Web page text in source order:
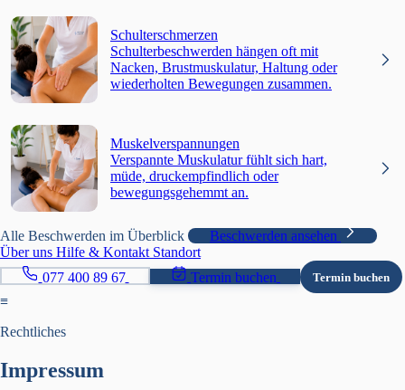
Schulterschmerzen
Schulterbeschwerden hängen oft mit
Nacken, Brustmuskulatur, Haltung oder
wiederholten Bewegungen zusammen.
Muskelverspannungen
Verspannte Muskulatur fühlt sich hart,
müde, druckempfindlich oder
bewegungsgehemmt an.
Alle Beschwerden im Überblick
Beschwerden ansehen
Über uns Hilfe & Kontakt Standort
077 400 89 67
Termin buchen Termin buchen
≡
Rechtliches
Impressum